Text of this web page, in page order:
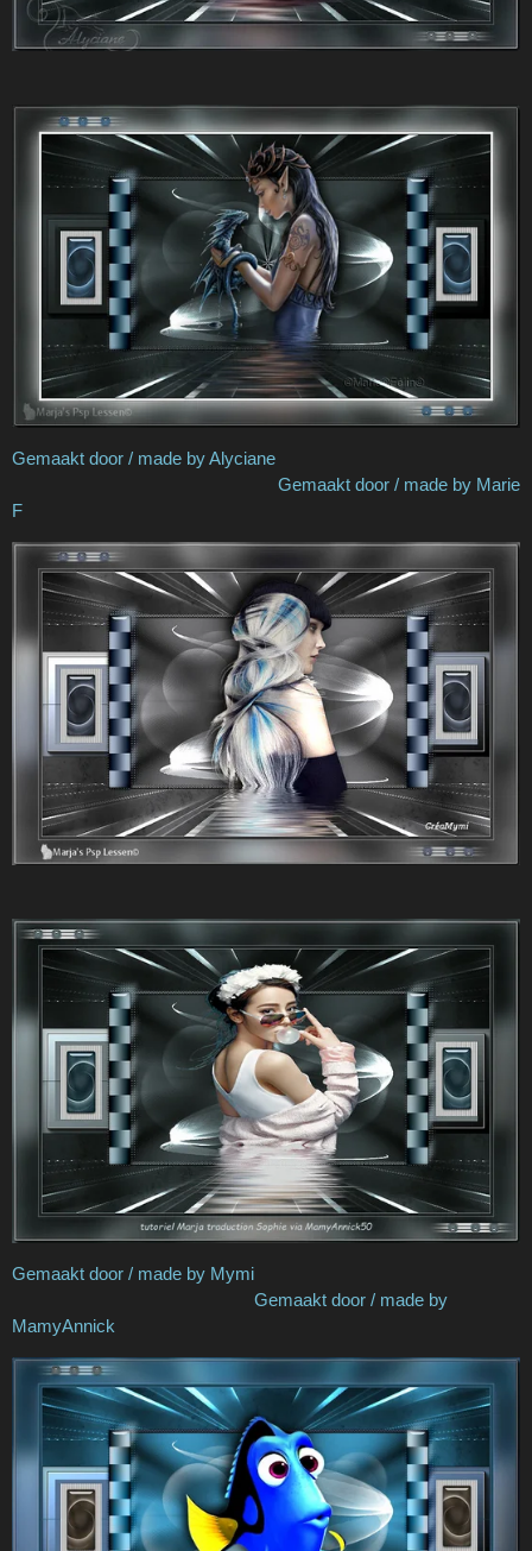
Gemaakt door / made by Alyciane
Gemaakt door / made by Marie
F
Gemaakt door / made by Mymi
Gemaakt door / made by
MamyAnnick